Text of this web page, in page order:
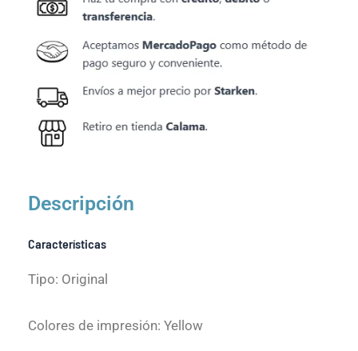
Descripción
Características
Tipo: Original
Colores de impresión: Yellow